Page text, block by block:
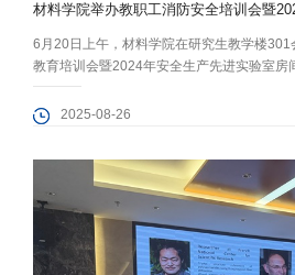
6月20日上午，材料学院在研究生教学楼
教育培训会暨2024年安全生产先进实验室房
应急管理系统优秀宣讲员、海淀区消防救援
训。学院教师共计170人参会。 何健介绍了
2025-08-26